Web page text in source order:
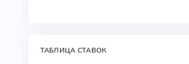
ТАБЛИЦА СТАВОК